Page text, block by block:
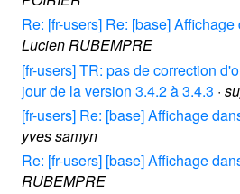
Re: [fr-users] Re: [base]
Lucien RUBEMPRE
[fr-users] TR: pas de correction
jour de la version 3.4.2 à 3.4.3 ·
[fr-users] Re: [base] Affichage
yves samyn
Re: [fr-users] [base] Affichage
RUBEMPRE